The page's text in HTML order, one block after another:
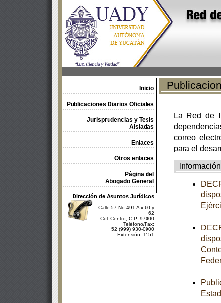
Inicio
Publicaciones Diarios Oficiales
Jurisprudencias y Tesis
Aisladas
Enlaces
Otros enlaces
Página del
Abogado General
Dirección de Asuntos Jurídicos
Calle 57 No 491 A x 60 y
62
Col. Centro, C.P. 97000
Teléfono/Fax:
+52 (999) 930-0900
Extensión: 1151
La Red de
correo
para el
Información